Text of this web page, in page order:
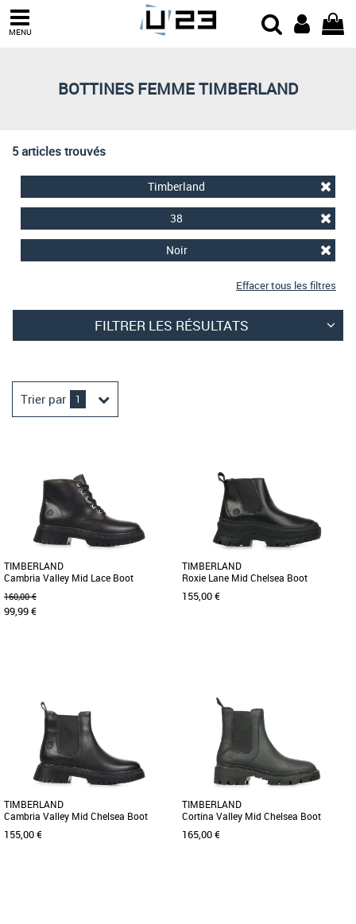
MENU
BOTTINES FEMME TIMBERLAND
5 articles trouvés
Timberland
38
Noir
Effacer tous les filtres
FILTRER LES RÉSULTATS
Trier par 1
Trier par
Prix croissant
Meilleures remises
TIMBERLAND
Cambria Valley Mid Lace Boot
160,00 €
99,99 €
Bottines femme timberland
Dotée d’une tige en cuir Premium
Timberland Leather, la bottine Cambria
Valley pour femme est un modèle [...]
TIMBERLAND
Roxie Lane Mid Chelsea Boot
155,00 €
Bottines femme timberland
Un modèle facile à enfiler, conçu pour
conjuguer confort et polyvalence. La
bottine Chelsea Roxie [...]
TIMBERLAND
Cambria Valley Mid Chelsea Boot
155,00 €
TIMBERLAND
Cortina Valley Mid Chelsea Boot
165,00 €